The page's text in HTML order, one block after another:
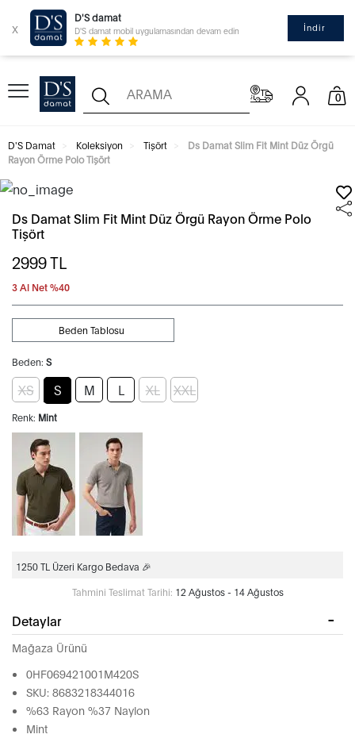
x
D'S damat
D'S damat mobil uygulamasından devam edin İndir
0
D'S Damat Koleksiyon Tişört
Ds Damat Slim Fit Mint Düz Örgü
Rayon Örme Polo Tişört
Ds Damat Slim Fit Mint Düz Örgü Rayon Örme Polo
Tişört
2999TL
3 Al Net %40
Beden: S
Beden Tablosu
XS S M L XL XXL
Renk: Mint
1250 TL Üzeri Kargo Bedava 🎉
Tahmini Teslimat Tarihi: 12 Ağustos - 14 Ağustos
Detaylar
Mağaza Ürünü
0HF069421001M420S
SKU: 8683218344016
%63 Rayon %37 Naylon
Mint